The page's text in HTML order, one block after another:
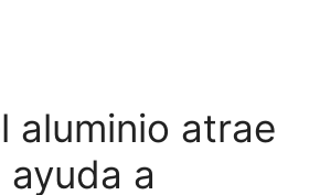
aluminio atrae
a